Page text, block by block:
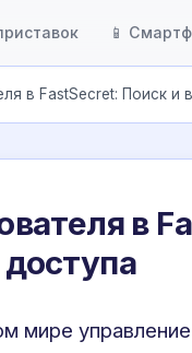
📱
в FastSecret: Поиск и
в
мире